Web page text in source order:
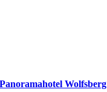
Panoramahotel Wolfsberg